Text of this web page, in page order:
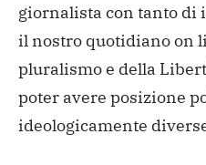
giornalista con tanto di
il nostro quotidiano on
pluralismo e della
poter avere posizione
ideologicamente